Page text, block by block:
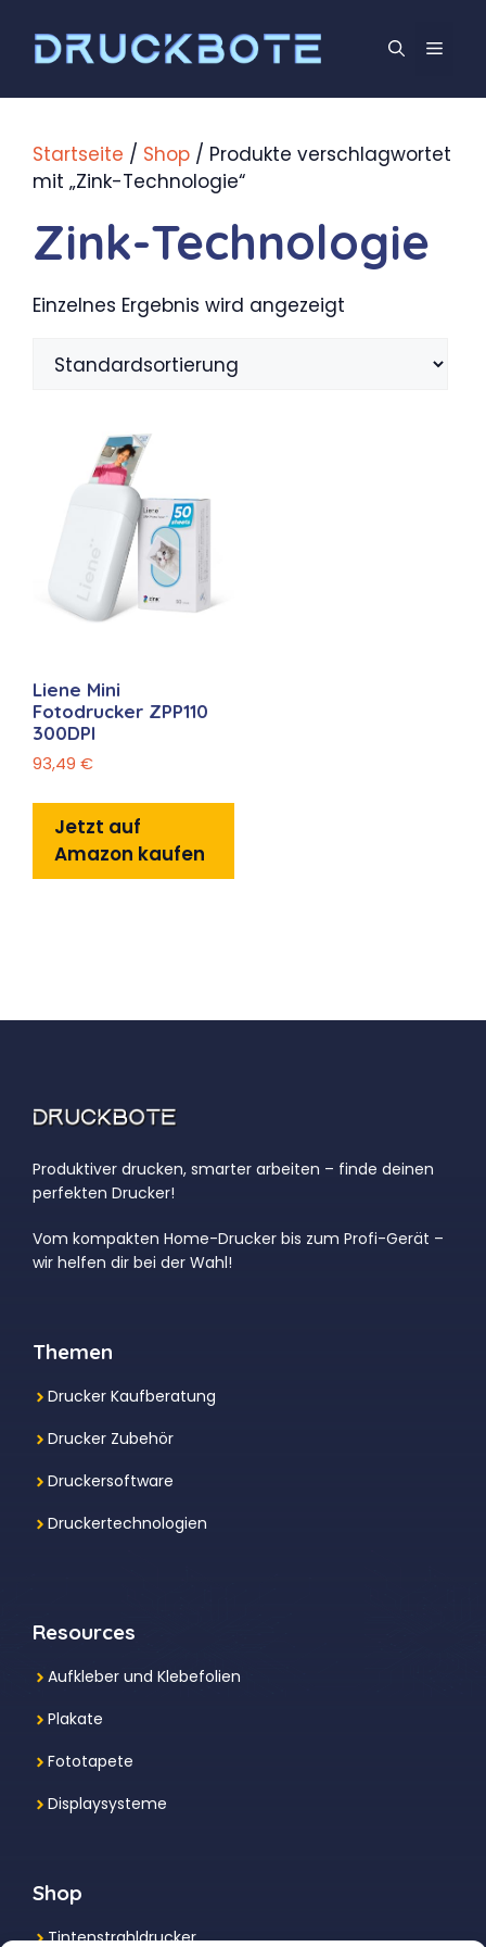
Inhalt
springen
Startseite / Shop / Produkte verschlagwortet
mit „Zink-Technologie“
Zink-Technologie
Einzelnes Ergebnis wird angezeigt
Liene Mini
Fotodrucker ZPP110
300DPI
93,49 €
Jetzt auf
Amazon kaufen
Produktiver drucken, smarter arbeiten – finde deinen
perfekten Drucker!
Vom kompakten Home-Drucker bis zum Profi-Gerät –
wir helfen dir bei der Wahl!
Themen
Drucker Kaufberatung
Drucker Zubehör
Druckersoftware
Druckertechnologien
Resources
Aufkleber und Klebefolien
Plakate
Fototapete
Displaysysteme
Shop
Tintenstrahldrucker